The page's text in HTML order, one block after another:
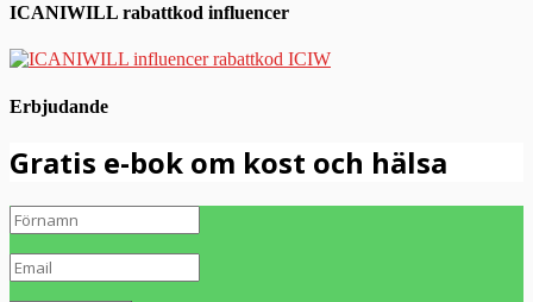
ICANIWILL rabattkod influencer
Erbjudande
Gratis e-bok om kost och hälsa